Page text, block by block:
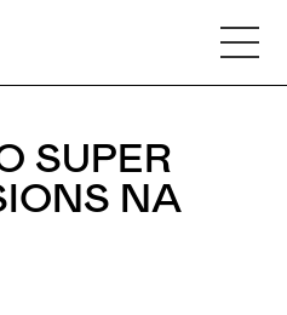
SUPER
NA